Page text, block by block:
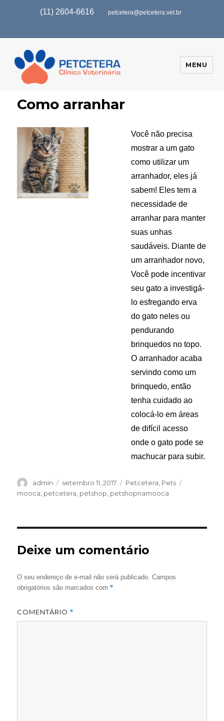
(11) 2604-6616 petcetera@petcetera.vet.br
MENU
Como arranhar
Você não precisa
mostrar a um gato
como utilizar um
arranhador, eles já
sabem! Eles tem a
necessidade de
arranhar para manter
suas unhas
saudáveis. Diante de
um arranhador novo,
Você pode incentivar
seu gato a investigá-
lo esfregando erva
do gato neles ou
pendurando
brinquedos no topo.
O arranhador acaba
servindo como um
brinquedo, então
tenha cuidado ao
colocá-lo em áreas
de difícil acesso
onde o gato pode se
machucar para subir.
Autor
admin
Publicado
em
setembro 11, 2017 Categorias
Petcetera Pets
mooca petcetera petshop petshopnamooca
Deixe um comentário
O seu endereço de e-mail não será publicado. Campos
obrigatórios são marcados com*
COMENTÁRIO*